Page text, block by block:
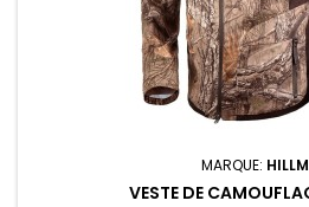
MARQUE:
VESTE DE